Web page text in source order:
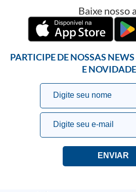
Baixe nosso
PARTICIPE DE NOSSAS
E